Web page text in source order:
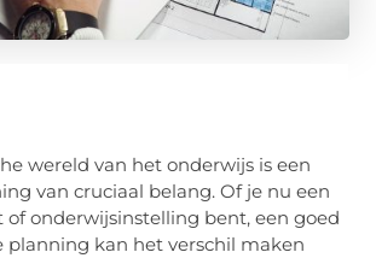
wereld van het onderwijs is een
van cruciaal belang. Of je nu een
of onderwijsinstelling bent, een goed
planning kan het verschil maken